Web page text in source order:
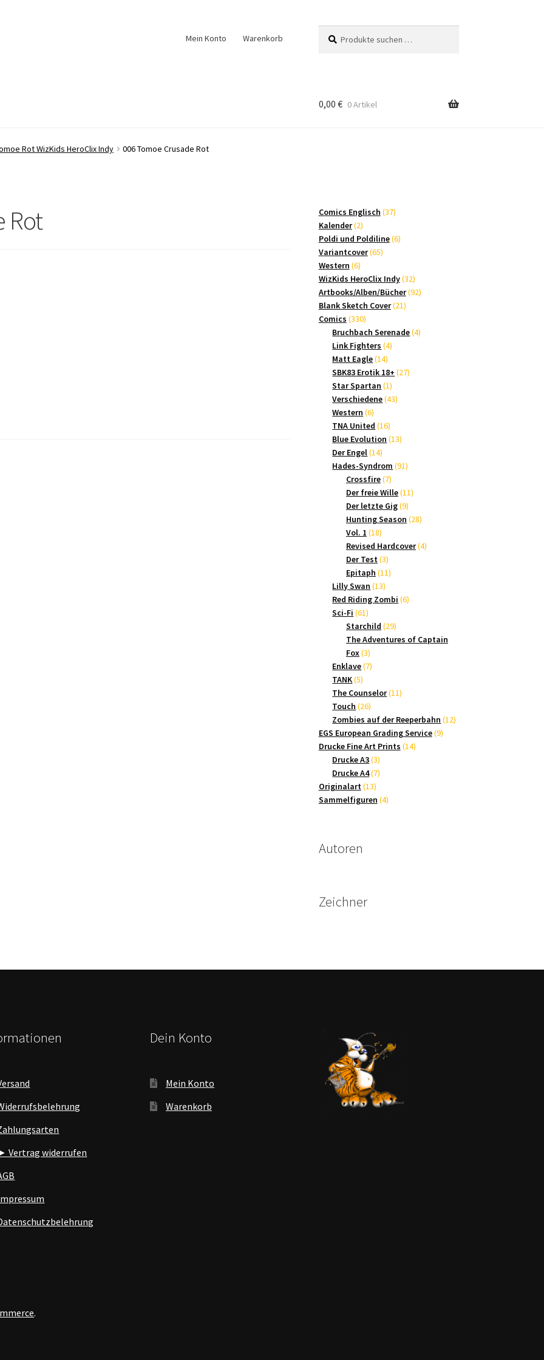
Mein Konto Warenkorb
nach:
0,00 € 0 Artikel
Rot WizKids HeroClix Indy 006 Tomoe Crusade Rot
Rot Comics Englisch 3737
Kalender 22
Produkte
Poldi und Poldiline 66
Variantcover 6565
Western 66
Produkte
WizKids HeroClix Indy 3232
Produkte
Artbooks/Alben/Bücher 9292
Blank Sketch Cover 2121
Comics 330330
Produkte
Bruchbach Serenade 44
Link Fighters 44
Matt Eagle 1414
Produkte
SBK83 Erotik 18+ 2727
Star Spartan 11
Produkt
Verschiedene 4343
Western 66
Produkte
TNA United 1616
Produkte
Blue Evolution 1313
Der Engel 1414
Produkte
Hades-Syndrom 9191
Crossfire 77
Produkte
Der freie Wille 1111
Der letzte Gig 99
Produkte
Hunting Season 2828
Vol. 1 1818
Produkte
Revised Hardcover 44
Der Test 33
Produkte
Epitaph 1111
Lilly Swan 1313
Produkte
Red Riding Zombi 66
Sci-Fi 6161
Produkte
Starchild 2929
Produkte
The Adventures of Captain
Fox 33
Produkte
Enklave 77
TANK 55
Produkte
The Counselor 1111
Touch 2626
Produkte
Zombies auf der Reeperbahn 1212
EGS European Grading Service 99
Drucke Fine Art Prints 1414
Drucke A3 33
Produkte
Drucke A4 77
Originalart 1313
Produkte
Sammelfiguren 44
Autoren
Zeichner
Vertrag widerrufen
Dein Konto
Mein Konto
Warenkorb
.